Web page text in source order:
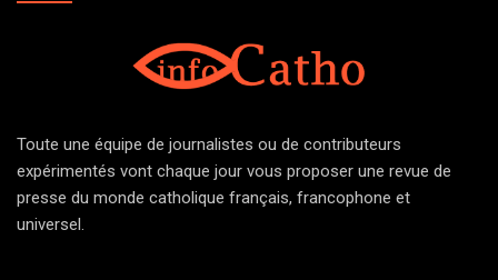
Toute une équipe de journalistes ou de contributeurs
expérimentés vont chaque jour vous proposer une revue de
presse du monde catholique français, francophone et
universel.